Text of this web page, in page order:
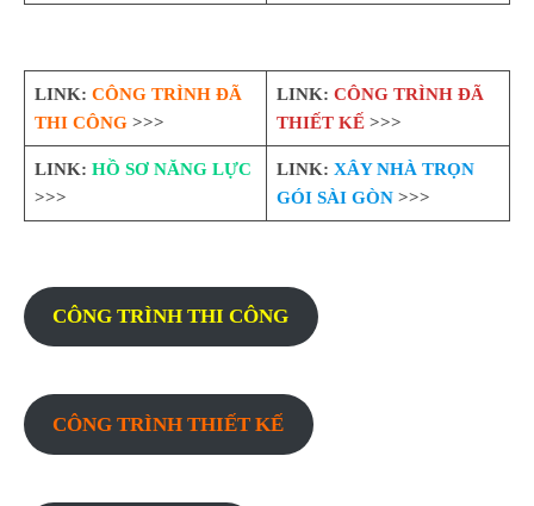
LINK: CÔNG TRÌNH ĐÃ
THI CÔNG>>>
LINK: CÔNG TRÌNH ĐÃ
THIẾT KẾ>>>
LINK: HỒ SƠ NĂNG LỰC
>>>
LINK: XÂY NHÀ TRỌN
GÓI SÀI GÒN>>>
CÔNG TRÌNH THI CÔNG
CÔNG TRÌNH THIẾT KẾ